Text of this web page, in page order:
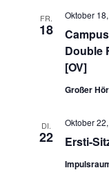
FR.
18
Double
[OV]
Oktober
Großer
DI.
22 Ersti-
Oktober